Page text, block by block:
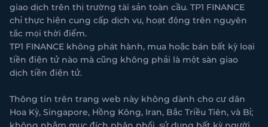
giao dịch trên thị trường tài sản toàn cầu. TP1 FINANCE
chỉ thực hiện cung cấp dịch vụ, hoạt động trên nguyên
tắc mọi thời điểm.
TP1 FINANCE không phát hành, mua hoặc bán bất kỳ loại
tiền điện tử nào mà cũng không phải là một sàn giao
dịch tiền điện tử.
Thông tin trên trang web này không dành cho cư dân
Hoa Kỳ, Singapore, Hồng Kông, Iran, Bắc Triều Tiên, và Bỉ;